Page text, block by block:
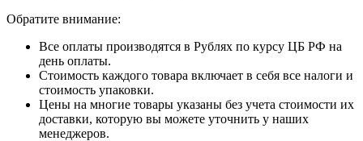
Обратите внимание:
Все оплаты производятся в Рублях по курсу ЦБ РФ на
день оплаты.
Стоимость каждого товара включает в себя все налоги и
стоимость упаковки.
Цены на многие товары указаны без учета стоимости их
доставки, которую вы можете уточнить у наших
менеджеров.